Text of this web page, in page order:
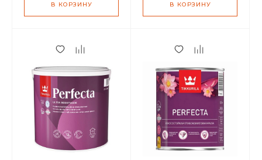
В КОРЗИНУ В КОРЗИНУ